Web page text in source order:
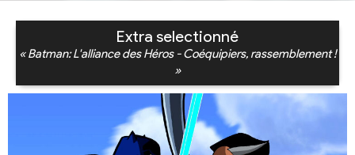
Extra selectionné
« Batman: L'alliance des Héros - Coéquipiers, rassemblement !
»